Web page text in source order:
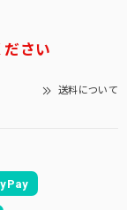
さい
送料について